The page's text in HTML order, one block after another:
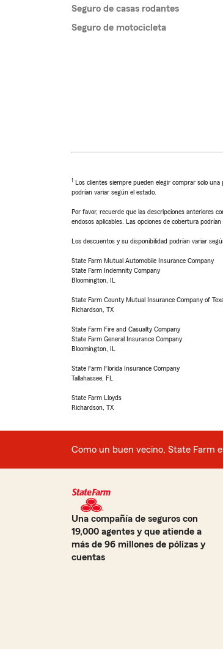
Seguro de casas rodantes
Seguro de motocicleta
1 Los clientes siempre pueden elegir comprar solo
podrían variar según el estado.
Por favor, recuerde que las descripciones anteriores
endosos aplicables. Las opciones de cobertura
Los descuentos y su disponibilidad podrían variar
State Farm Mutual Automobile Insurance Company
State Farm Indemnity Company
Bloomington, IL
State Farm County Mutual Insurance Company of
Richardson, TX
State Farm Fire and Casualty Company
State Farm General Insurance Company
Bloomington, IL
State Farm Florida Insurance Company
Tallahassee, FL
State Farm Lloyds
Richardson, TX
Como un buen vecino, State Farm
Una compañía de seguros con
19,000 agentes y que atiende a
más de 96 millones de pólizas y
cuentas